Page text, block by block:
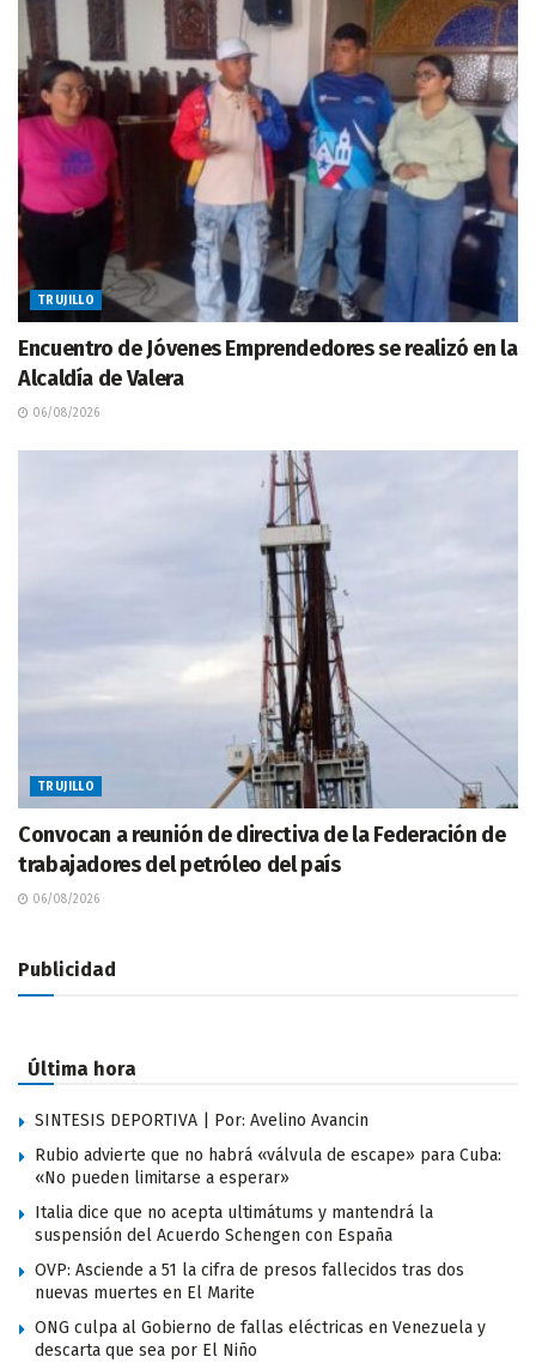
TRUJILLO
Encuentro de Jóvenes Emprendedores se realizó en la
Alcaldía de Valera
06/08/2026
TRUJILLO
Convocan a reunión de directiva de la Federación de
trabajadores del petróleo del país
06/08/2026
Publicidad
Última hora
SINTESIS DEPORTIVA | Por: Avelino Avancin
Rubio advierte que no habrá «válvula de escape» para Cuba:
«No pueden limitarse a esperar»
Italia dice que no acepta ultimátums y mantendrá la
suspensión del Acuerdo Schengen con España
OVP: Asciende a 51 la cifra de presos fallecidos tras dos
nuevas muertes en El Marite
ONG culpa al Gobierno de fallas eléctricas en Venezuela y
descarta que sea por El Niño